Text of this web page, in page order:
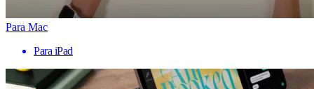
Para Mac
Para iPad